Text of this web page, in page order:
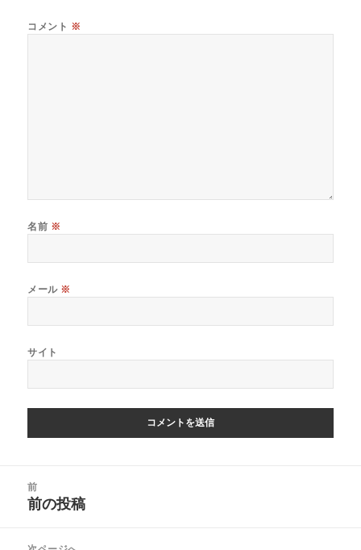
コメント ※
名前 ※
メール ※
サイト
前
前
投
前の投稿